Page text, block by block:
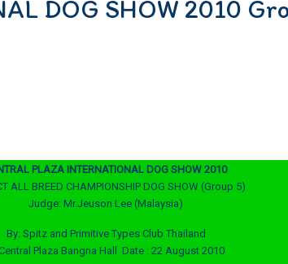
DOG SHOW 2010
PLAZA INTERNATIONAL DOG SHOW 2010
ALL BREED CHAMPIONSHIP DOG SHOW (Group 5)
Judge: Mr.Jeuson Lee (Malaysia)
By: Spitz and Primitive Types Club Thailand
Plaza Bangna Hall Date : 22 August 2010